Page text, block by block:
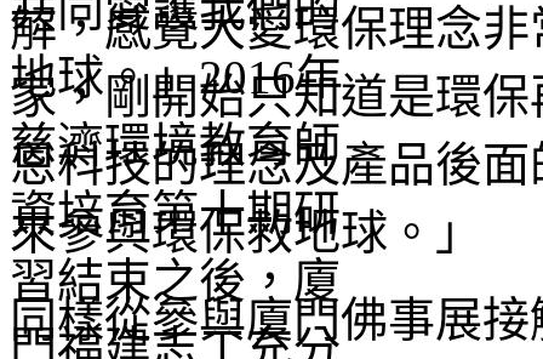
解，感覺大愛環保理念
家，剛開始只知道是環
恩科技的理念及產品後
來參與環保救地球。」
同樣從參與廈門佛事展